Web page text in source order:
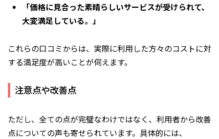
「価格に見合った素晴らしいサービスが受けられて、
大変満足している。」
これらの口コミからは、実際に利用した方々のコストに対
する満足度が高いことが伺えます。
注意点や改善点
ただし、全ての点が完璧なわけではなく、利用者から改善
点についての声も寄せられています。具体的には、